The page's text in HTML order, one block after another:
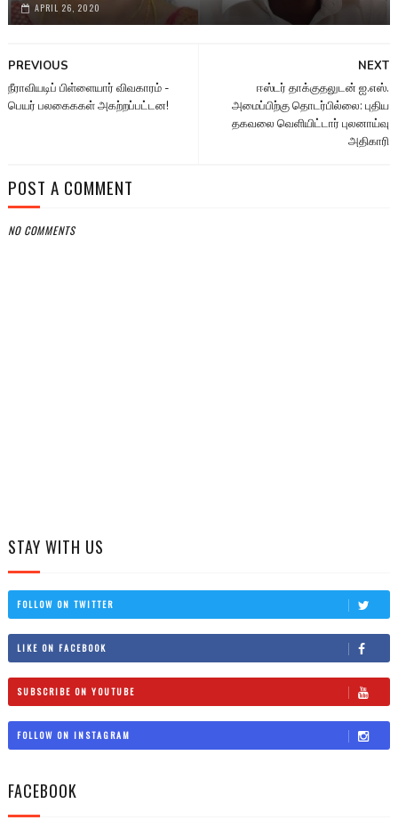
APRIL 26, 2020
NEXT
ஈஸ்டர் தாக்குதலுடன் ஐ.எஸ்.
அமைப்பிற்கு தொடர்பில்லை: புதிய
தகவலை வெளியிட்டார் புலனாய்வு
அதிகாரி
PREVIOUS
நீராவியடிப் பிள்ளையார் விவகாரம் -
பெயர் பலகைககள் அகற்றப்பட்டன!
POST A COMMENT
NO COMMENTS
STAY WITH US
FOLLOW ON TWITTER
LIKE ON FACEBOOK
SUBSCRIBE ON YOUTUBE
FOLLOW ON INSTAGRAM
FACEBOOK